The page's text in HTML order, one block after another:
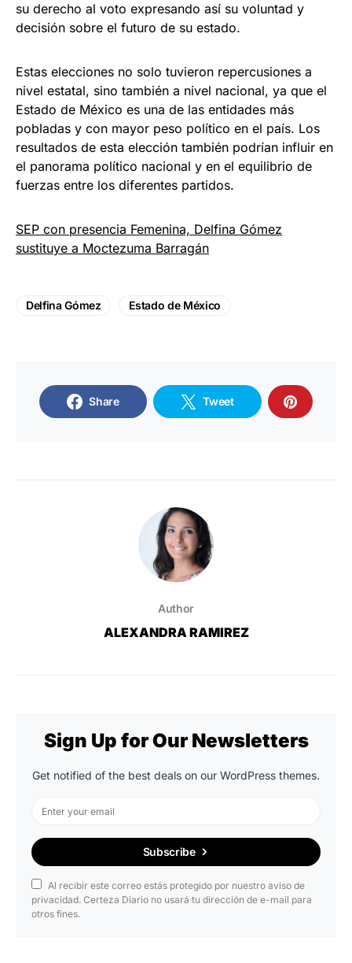
su derecho al voto expresando así su voluntad y
decisión sobre el futuro de su estado.
Estas elecciones no solo tuvieron repercusiones a
nivel estatal, sino también a nivel nacional, ya que el
Estado de México es una de las entidades más
pobladas y con mayor peso político en el país. Los
resultados de esta elección también podrían influir en
el panorama político nacional y en el equilibrio de
fuerzas entre los diferentes partidos.
SEP con presencia Femenina, Delfina Gómez
sustituye a Moctezuma Barragán
Delfina Gómez Estado de México
Share Tweet
Author
ALEXANDRA RAMIREZ
Sign Up for Our Newsletters
Get notified of the best deals on our WordPress themes.
Subscribe
Al recibir este correo estás protegido por nuestro aviso de
privacidad. Certeza Diario no usará tu dirección de e-mail para
otros fines.